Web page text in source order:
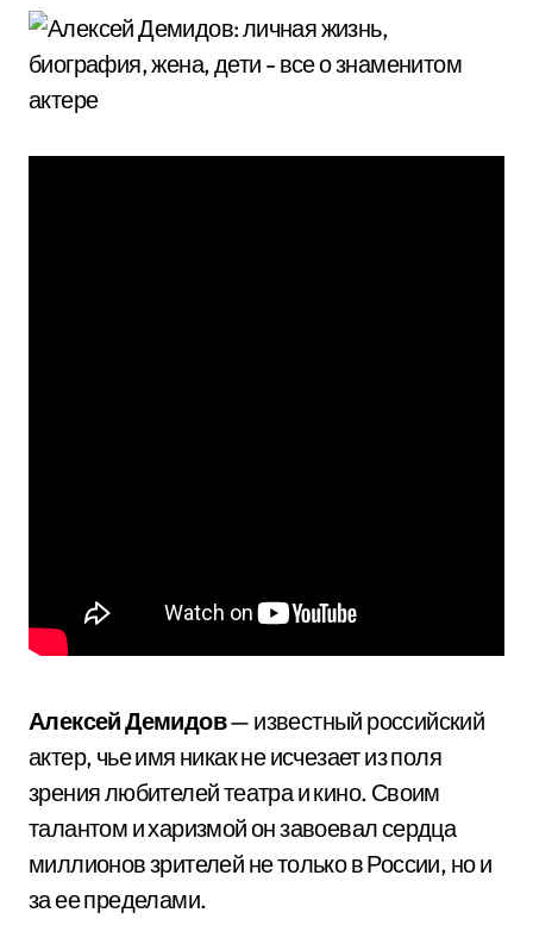
Алексей Демидов— известный российский
актер, чье имя никак не исчезает из поля
зрения любителей театра и кино. Своим
талантом и харизмой он завоевал сердца
миллионов зрителей не только в России, но и
за ее пределами.